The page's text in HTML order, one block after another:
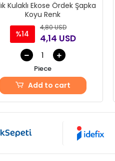
Kulaklı Ekose Ördek Şapka
Koyu Renk
%14
4,80 USD
4,14 USD
Piece
Add to cart